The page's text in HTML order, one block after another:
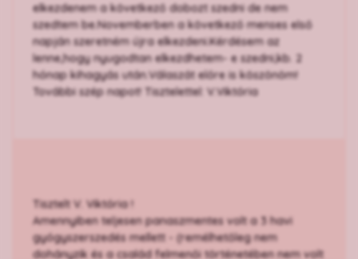
elkezdenem a következő dobozt szedni de nem
szedtem be.Novemberben a következő menses első
napján szeretném újra elkezdeni.Kérdésem az
lenne,hogy nyugodtan elkezdhetem- e szedni,kb. 2
hónap kihagyás után.Válaszát előre is köszönöm!
További szép napot! Tisztelettel: V.Viktória
Tisztelt V. Viktória !
Amennyiben teljesen panaszmentes volt a 3 havi
gyógyszerszedés mellett - (remélhetőleg nem
dohányzik és a család felmenői történetében nem volt